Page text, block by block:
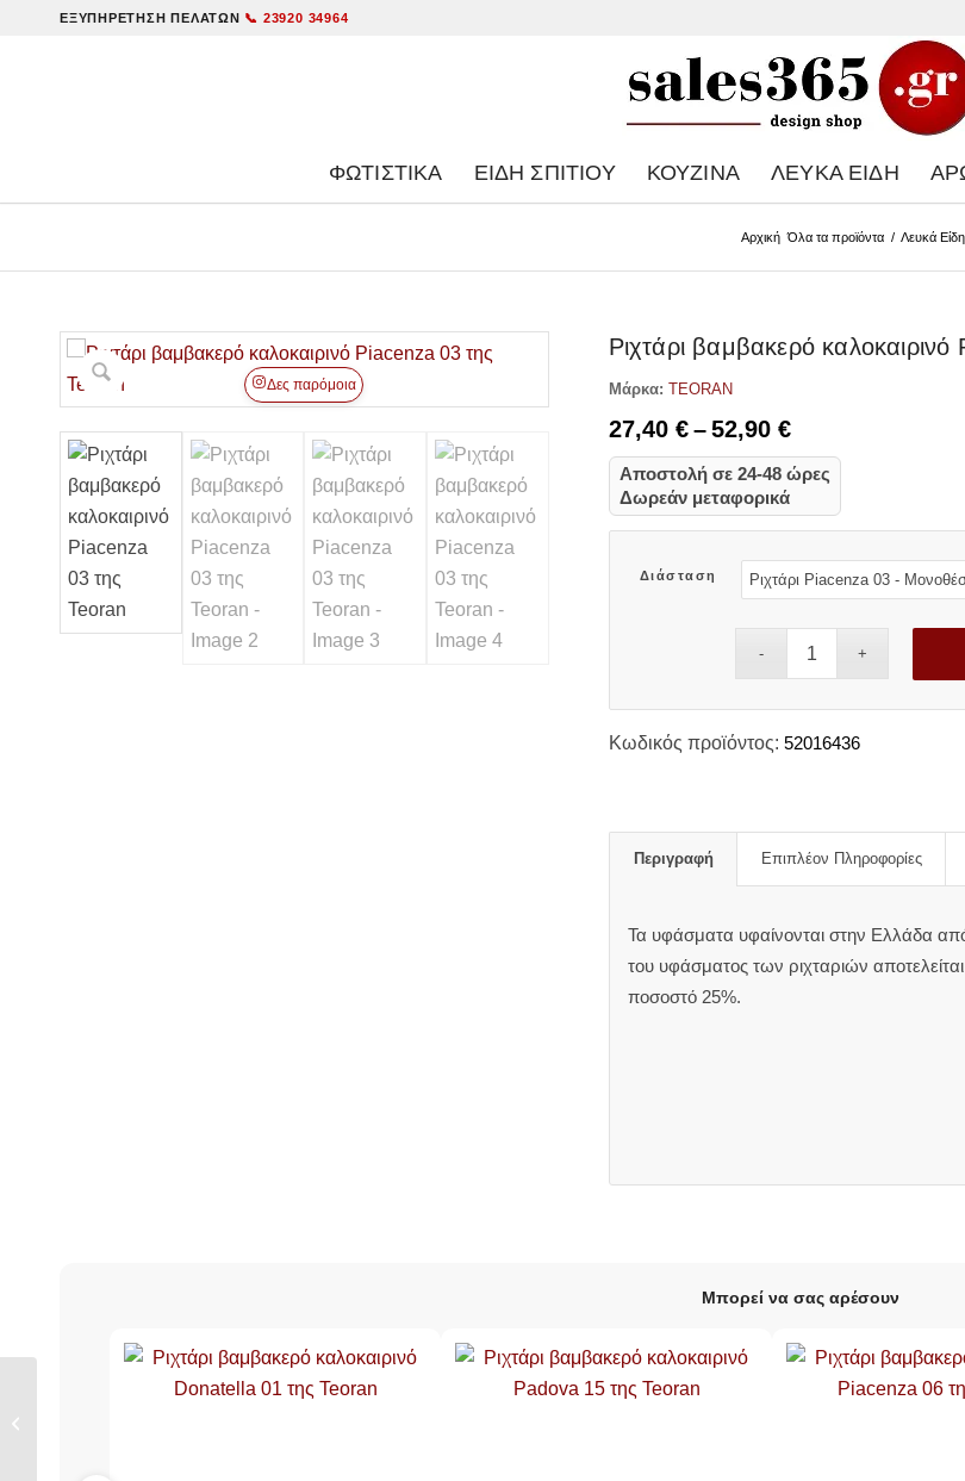
ΕΞΥΠΗΡΈΤΗΣΗ ΠΕΛΑΤΏΝ 📞 23920 34964
ΦΩΤΙΣΤΙΚΑ ΕΊΔΗ ΣΠΙΤΙΟΎ ΚΟΥΖΊΝΑ ΛΕΥΚΆ ΕΊΔΗ
Αρχική Όλα τα προϊόντα / Λευκά Είδη
Δες παρόμοια
Ριχτάρι βαμβακερό
Μάρκα: TEORAN
27,40 € – 52,90 €Price
range:
27,40 €
through
Αποστολή σε 24-48 ώρες
Δωρεάν μεταφορικά
Διάσταση
Κωδικός προϊόντος: 52016436
Περιγραφή Επιπλέον Πληροφορίες
Τα υφάσματα υφαίνονται στην Ελλάδα
του υφάσματος των ριχταριών
ποσοστό 25%.
Μπορεί να σας αρέσουν